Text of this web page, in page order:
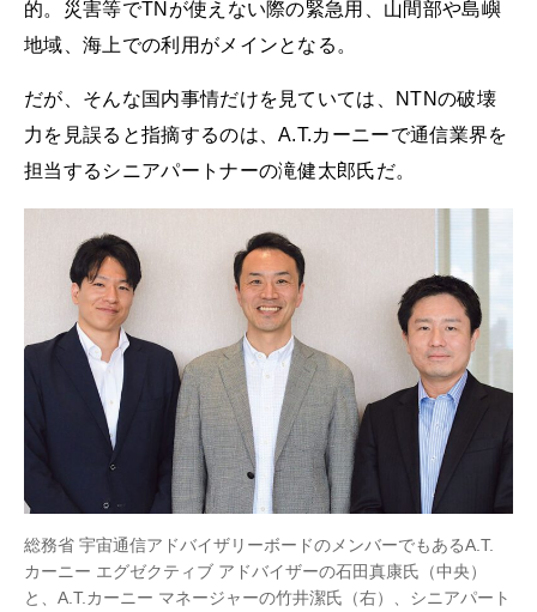
的。災害等でTNが使えない際の緊急用、山間部や島嶼
地域、海上での利用がメインとなる。
だが、そんな国内事情だけを見ていては、NTNの破壊
力を見誤ると指摘するのは、A.T.カーニーで通信業界を
担当するシニアパートナーの滝健太郎氏だ。
総務省 宇宙通信アドバイザリーボードのメンバーでもあるA.T.
カーニー エグゼクティブ アドバイザーの石田真康氏（中央）
と、A.T.カーニー マネージャーの竹井潔氏（右）、シニアパート